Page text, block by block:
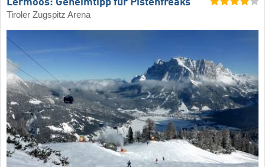
Lermoos: Geheimtipp für Pistenfreaks
Tiroler Zugspitz Arena